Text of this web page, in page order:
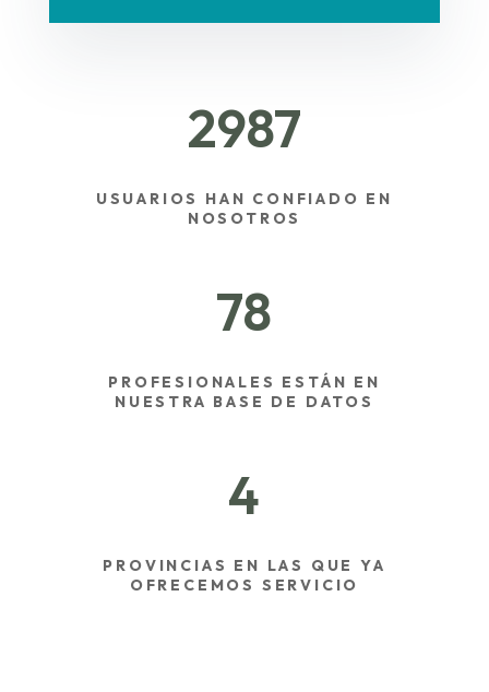
2987
USUARIOS HAN CONFIADO EN
NOSOTROS
78
PROFESIONALES ESTÁN EN
NUESTRA BASE DE DATOS
4
PROVINCIAS EN LAS QUE YA
OFRECEMOS SERVICIO